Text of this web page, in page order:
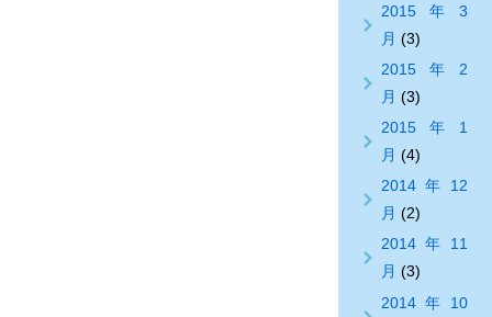
2015年3
月 (3)
2015年2
月 (3)
2015年1
月 (4)
2014年12
月 (2)
2014年11
月 (3)
2014年10